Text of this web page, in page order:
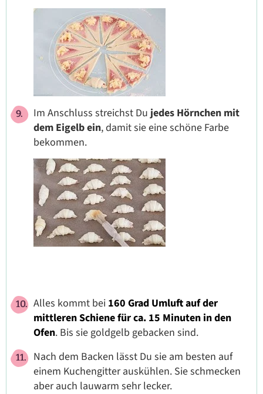
Im Anschluss streichst Du jedes Hörnchen mit
dem Eigelb ein, damit sie eine schöne Farbe
bekommen.
Alles kommt bei 160 Grad Umluft auf der
mittleren Schiene für ca. 15 Minuten in den
Ofen. Bis sie goldgelb gebacken sind.
Nach dem Backen lässt Du sie am besten auf
einem Kuchengitter auskühlen. Sie schmecken
aber auch lauwarm sehr lecker.